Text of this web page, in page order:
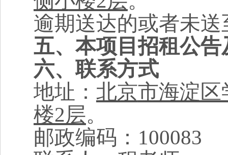
逾期送达的或者未
五、本项目招租公
六、联系方式
地址： 北京市海淀区
楼2层。
邮政编码： 100083